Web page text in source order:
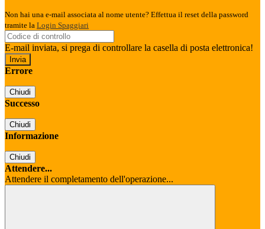
Non hai una e-mail associata al nome utente? Effettua il reset della password
tramite la Login Spaggiari
E-mail inviata, si prega di controllare la casella di posta elettronica!
Errore
Chiudi
Successo
Chiudi
Informazione
Chiudi
Attendere...
Attendere il completamento dell'operazione...